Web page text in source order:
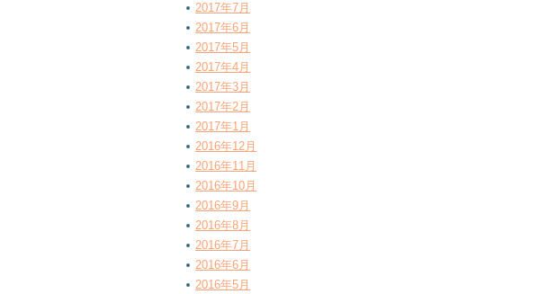
2017年7月
2017年6月
2017年5月
2017年4月
2017年3月
2017年2月
2017年1月
2016年12月
2016年11月
2016年10月
2016年9月
2016年8月
2016年7月
2016年6月
2016年5月